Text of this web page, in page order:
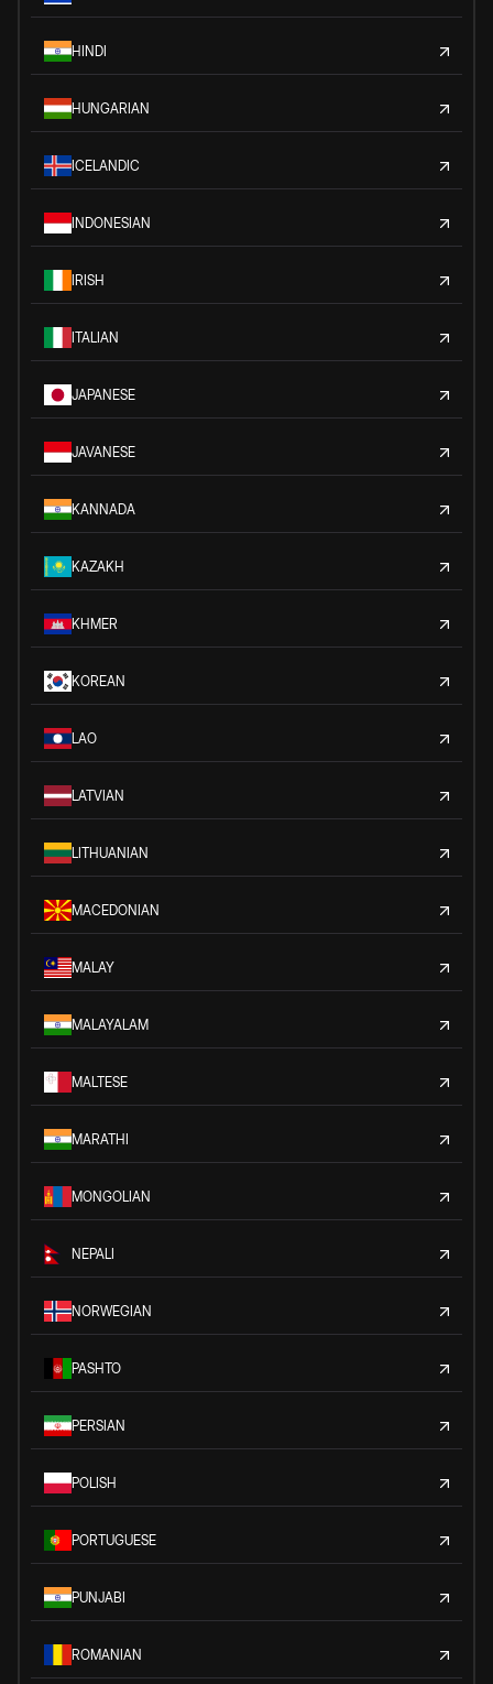
HINDI
HUNGARIAN
ICELANDIC
INDONESIAN
IRISH
ITALIAN
JAPANESE
JAVANESE
KANNADA
KAZAKH
KHMER
KOREAN
LAO
LATVIAN
LITHUANIAN
MACEDONIAN
MALAY
MALAYALAM
MALTESE
MARATHI
MONGOLIAN
NEPALI
NORWEGIAN
PASHTO
PERSIAN
POLISH
PORTUGUESE
PUNJABI
ROMANIAN